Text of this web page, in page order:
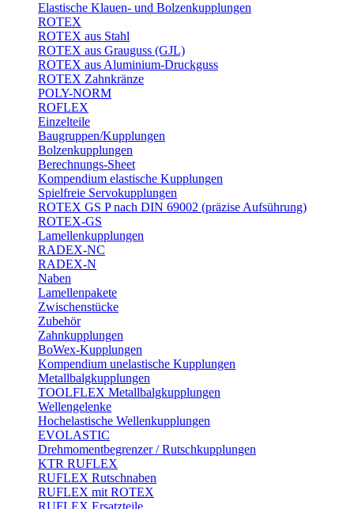
Elastische Klauen- und Bolzenkupplungen
ROTEX
ROTEX aus Stahl
ROTEX aus Grauguss (GJL)
ROTEX aus Aluminium-Druckguss
ROTEX Zahnkränze
POLY-NORM
ROFLEX
Einzelteile
Baugruppen/Kupplungen
Bolzenkupplungen
Berechnungs-Sheet
Kompendium elastische Kupplungen
Spielfreie Servokupplungen
ROTEX GS P nach DIN 69002 (präzise Aufsührung)
ROTEX-GS
Lamellenkupplungen
RADEX-NC
RADEX-N
Naben
Lamellenpakete
Zwischenstücke
Zubehör
Zahnkupplungen
BoWex-Kupplungen
Kompendium unelastische Kupplungen
Metallbalgkupplungen
TOOLFLEX Metallbalgkupplungen
Wellengelenke
Hochelastische Wellenkupplungen
EVOLASTIC
Drehmomentbegrenzer / Rutschkupplungen
KTR RUFLEX
RUFLEX Rutschnaben
RUFLEX mit ROTEX
RUFLEX Ersatzteile